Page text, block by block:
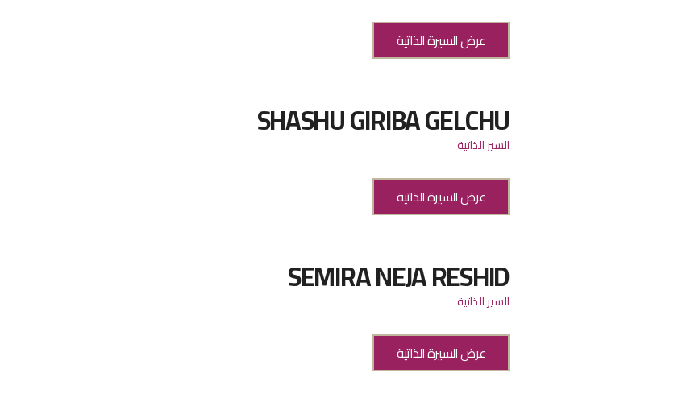
عرض السيرة الذاتية
SHASHU GIRIBA GELCHU
السير الذاتية
عرض السيرة الذاتية
SEMIRA NEJA RESHID
السير الذاتية
عرض السيرة الذاتية